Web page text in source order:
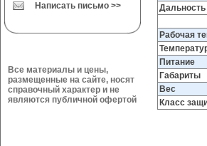
Написать письмо >>
Все материалы и цены,
размещенные на сайте, носят
справочный характер и не
являются публичной офертой
Рабочая
Питание
Габариты
Вес
Класс